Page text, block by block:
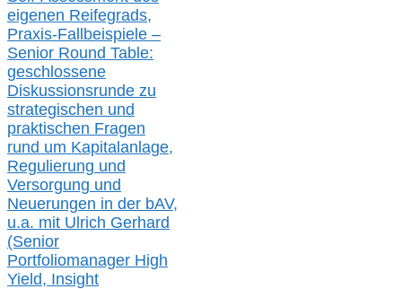
eigenen Reifegrads,
Praxis-Fallbeispiele –
Senior Round Table:
geschlossene
Diskussionsrunde zu
strategischen und
praktischen Fragen
rund um Kapitalanlage,
Regulierung und
Versorgung und
Neuerungen in der bAV,
u.a. mit Ulrich Gerhard
(Senior
Portfoliomanager High
Yield, Insight